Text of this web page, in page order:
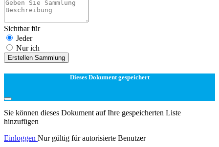
Sichtbar für
Jeder
Nur ich
Erstellen Sammlung
Dieses Dokument gespeichert
Sie können dieses Dokument auf Ihre gespeicherten Liste
hinzufügen
Einloggen Nur gültig für autorisierte Benutzer